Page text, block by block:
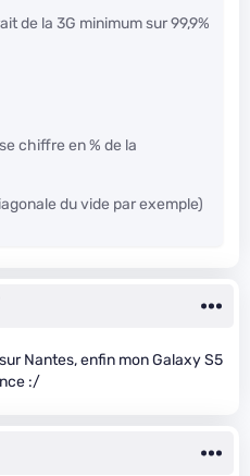
de la 3G minimum sur 99,9%
chiffre en % de la
du vide par exemple)
Nantes, enfin mon Galaxy S5
:/